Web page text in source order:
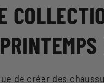
de créer des